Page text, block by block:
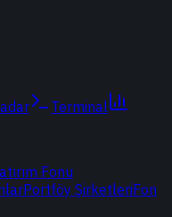
Terminal
Fonu
Portföy ŞirketleriFon